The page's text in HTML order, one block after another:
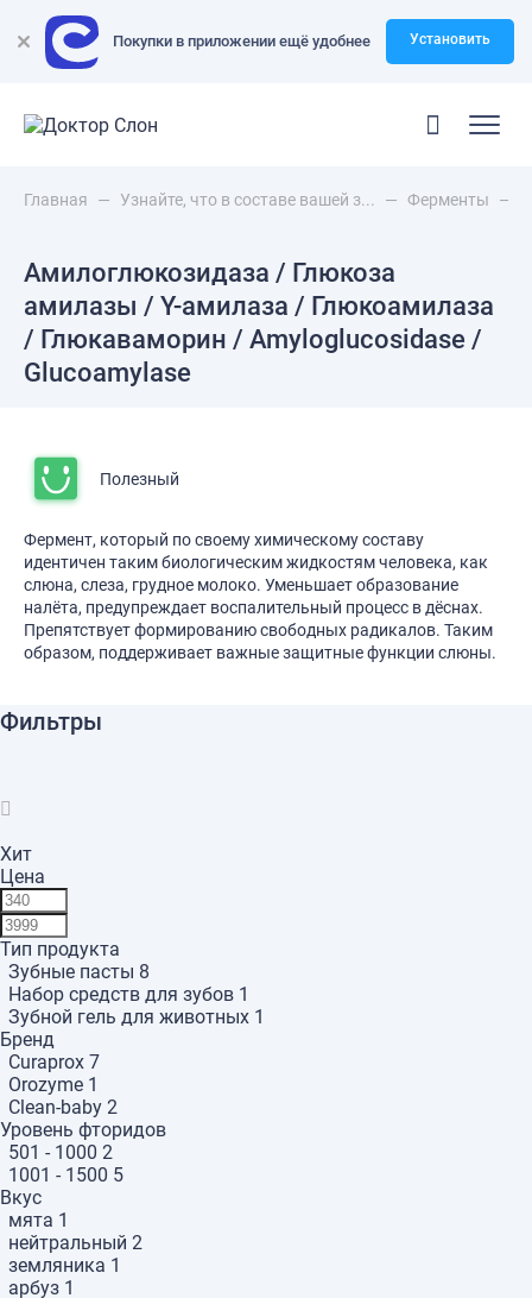
Покупки в приложении ещё удобнее Установить
Главная — Узнайте, что в составе вашей з... — Ферменты —
Амилоглюкозидаза / Глюкоза
амилазы / Y-амилаза / Глюкоамилаза
/ Глюкаваморин / Amyloglucosidase /
Glucoamylase
Полезный
Фермент, который по своему химическому составу
идентичен таким биологическим жидкостям человека, как
слюна, слеза, грудное молоко. Уменьшает образование
налёта, предупреждает воспалительный процесс в дёснах.
Препятствует формированию свободных радикалов. Таким
образом, поддерживает важные защитные функции слюны.
Фильтры
Хит
Цена
Тип продукта
Зубные пасты 8
Набор средств для зубов 1
Зубной гель для животных 1
Бренд
Curaprox 7
Orozyme 1
Clean-baby 2
Уровень фторидов
501 - 1000 2
1001 - 1500 5
Вкус
мята 1
нейтральный 2
земляника 1
арбуз 1